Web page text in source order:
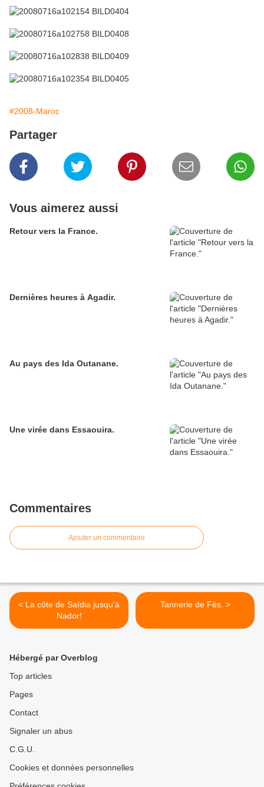
#2008-Maroc
Partager
Vous aimerez aussi
Retour vers la France.
Dernières heures à Agadir.
Au pays des Ida Outanane.
Une virée dans Essaouira.
Commentaires
Ajouter un commentaire
< La côte de Saïdia jusqu'à
Nador!
Tannerie de Fès. >
Hébergé par Overblog
Top articles
Pages
Contact
Signaler un abus
C.G.U.
Cookies et données personnelles